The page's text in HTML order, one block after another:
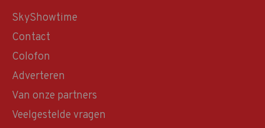
SkyShowtime
Contact
Colofon
Adverteren
Van onze partners
Veelgestelde vragen